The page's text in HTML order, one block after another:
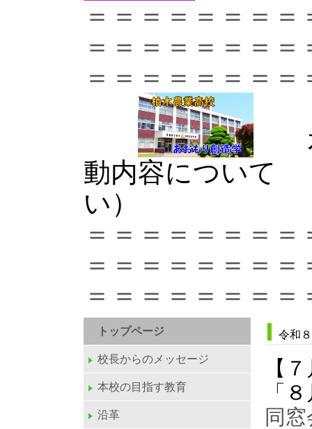
＝＝＝＝＝＝＝
＝＝＝＝＝＝＝
＝＝＝＝＝＝＝＝
本
動内容について
い）
＝＝＝＝＝＝＝
＝＝＝＝＝＝＝
＝＝＝＝＝＝＝＝
令和
【
「
同
トップページ
校長からのメッセージ
本校の目指す教育
沿革